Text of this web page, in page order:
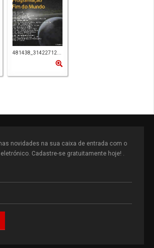
481438_31422712...
novidades na sua caixa de entrada com o
Cadastre-se gratuitamente hoje! .